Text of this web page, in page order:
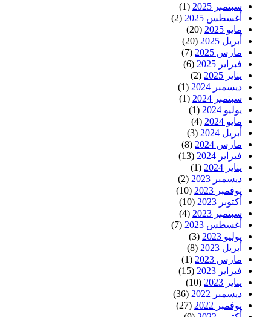
سبتمبر 2025
(1)
أغسطس 2025
(2)
مايو 2025
(20)
أبريل 2025
(20)
مارس 2025
(7)
فبراير 2025
(6)
يناير 2025
(2)
ديسمبر 2024
(1)
سبتمبر 2024
(1)
يوليو 2024
(1)
مايو 2024
(4)
أبريل 2024
(3)
مارس 2024
(8)
فبراير 2024
(13)
يناير 2024
(1)
ديسمبر 2023
(2)
نوفمبر 2023
(10)
أكتوبر 2023
(10)
سبتمبر 2023
(4)
أغسطس 2023
(7)
يوليو 2023
(3)
أبريل 2023
(8)
مارس 2023
(1)
فبراير 2023
(15)
يناير 2023
(10)
ديسمبر 2022
(36)
نوفمبر 2022
(27)